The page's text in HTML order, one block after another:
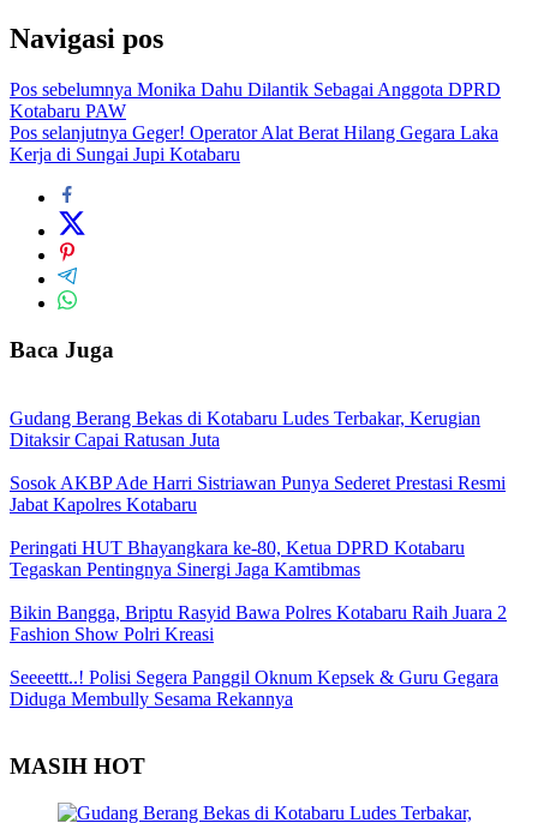
Navigasi pos
Pos sebelumnya Monika Dahu Dilantik Sebagai Anggota DPRD
Kotabaru PAW
Pos selanjutnya Geger! Operator Alat Berat Hilang Gegara Laka
Kerja di Sungai Jupi Kotabaru
Baca Juga
Gudang Berang Bekas di Kotabaru Ludes Terbakar, Kerugian
Ditaksir Capai Ratusan Juta
Sosok AKBP Ade Harri Sistriawan Punya Sederet Prestasi Resmi
Jabat Kapolres Kotabaru
Peringati HUT Bhayangkara ke-80, Ketua DPRD Kotabaru
Tegaskan Pentingnya Sinergi Jaga Kamtibmas
Bikin Bangga, Briptu Rasyid Bawa Polres Kotabaru Raih Juara 2
Fashion Show Polri Kreasi
Seeeettt..! Polisi Segera Panggil Oknum Kepsek & Guru Gegara
Diduga Membully Sesama Rekannya
MASIH HOT